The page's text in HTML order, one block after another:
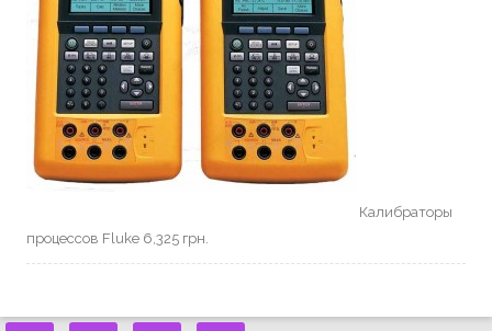
Калибраторы
процессов Fluke 6,325 грн.